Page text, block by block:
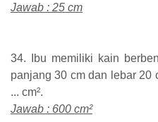
Jawab : 25 cm
34. Ibu memiliki kain
panjang 30 cm dan lebar 20
... cm².
Jawab : 600 cm²